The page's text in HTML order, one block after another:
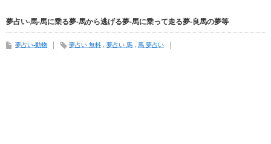
夢占い-馬-馬に乗る夢-馬から逃げる夢-馬に乗って走る夢-良馬の夢等
夢占い-動物 夢占い 無料 , 夢占い 馬 , 馬 夢占い